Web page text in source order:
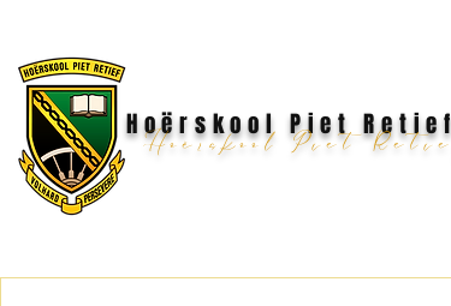
Hoërskool Piet Retief
Hoërskool Piet